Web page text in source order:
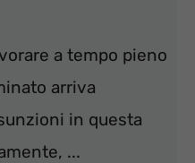
a tempo pieno
arriva
in questa
...